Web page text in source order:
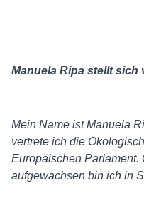
Manuela Ripa stellt sich
Mein Name ist Manuela
vertrete ich die
Europäischen Parlament.
aufgewachsen bin ich in